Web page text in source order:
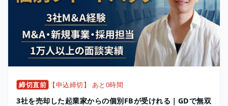
締切直前 【申込締切】 あと0時間
3社を売却した起業家からの個別FBが受けれる｜GDで無双